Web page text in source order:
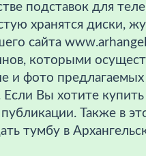
подставок для
хранятся диски,
сайта
которыми
и фото
Вы хотите
Также в
тумбу в